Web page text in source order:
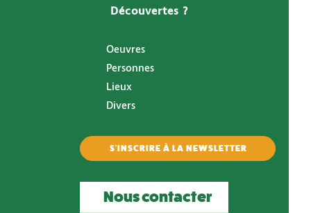
Découvertes ?
Oeuvres
Personnes
Lieux
Divers
S'INSCRIRE À LA NEWSLETTER
Nous contacter